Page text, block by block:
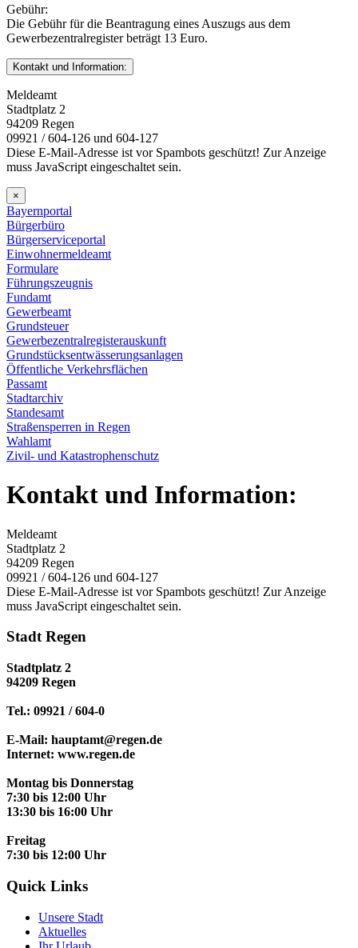
Gebühr:
Die Gebühr für die Beantragung eines Auszugs aus dem
Gewerbezentralregister beträgt 13 Euro.
Kontakt und Information:
Meldeamt
Stadtplatz 2
94209 Regen
09921 / 604-126 und 604-127
Diese E-Mail-Adresse ist vor Spambots geschützt! Zur Anzeige
muss JavaScript eingeschaltet sein.
×
Bayernportal
Bürgerbüro
Bürgerserviceportal
Einwohnermeldeamt
Formulare
Führungszeugnis
Fundamt
Gewerbeamt
Grundsteuer
Gewerbezentralregisterauskunft
Grundstücksentwässerungsanlagen
Öffentliche Verkehrsflächen
Passamt
Stadtarchiv
Standesamt
Straßensperren in Regen
Wahlamt
Zivil- und Katastrophenschutz
Kontakt und Information:
Meldeamt
Stadtplatz 2
94209 Regen
09921 / 604-126 und 604-127
Diese E-Mail-Adresse ist vor Spambots geschützt! Zur Anzeige
muss JavaScript eingeschaltet sein.
Stadt Regen
Stadtplatz 2
94209 Regen
Tel.: 09921 / 604-0
E-Mail: hauptamt@regen.de
Internet: www.regen.de
Montag bis Donnerstag
7:30 bis 12:00 Uhr
13:30 bis 16:00 Uhr
Freitag
7:30 bis 12:00 Uhr
Quick Links
Unsere Stadt
Aktuelles